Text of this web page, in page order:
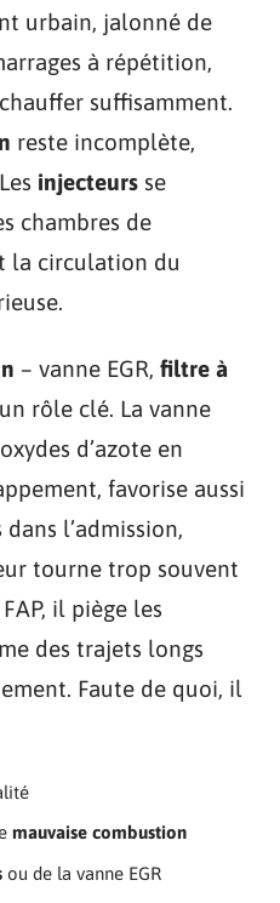
urbain, jalonné de
à répétition,
suffisamment.
reste incomplète,
injecteurs se
chambres de
la circulation du
– vanne EGR, filtre à
rôle clé. La vanne
d’azote en
favorise aussi
l’admission,
tourne trop souvent
il piège les
des trajets longs
Faute de quoi, il
mauvaise combustion
ou de la vanne EGR